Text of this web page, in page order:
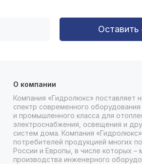
Оставить
О компании
Компания «Гидролюкс» поставляет
спектр современного оборудования
и промышленного класса для
электроснабжения, освещения и
систем дома. Компания
потребителей продукцией многих
России и Европы, в числе которых
производства инженерного